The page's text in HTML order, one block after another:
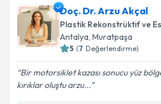
Doç. Dr. Arzu Akçal
Plastik Rekonstrüktif ve
Antalya, Muratpaşa
5 (7 Değerlendirme)
Bir motorsiklet kazası sonucu yüz
kırıklar oluştu arzu...